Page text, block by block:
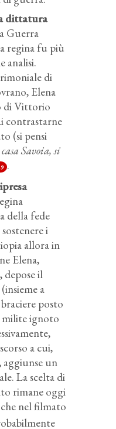
dittatura
Guerra
regina fu più
analisi.
di
Elena
di Vittorio
contrastarne
(si pensi
Savoia, si
.
della fede
i
allora in
Elena,
depose il
a
posto
milite ignoto
a cui,
aggiunse un
La scelta di
rimane oggi
nel filmato